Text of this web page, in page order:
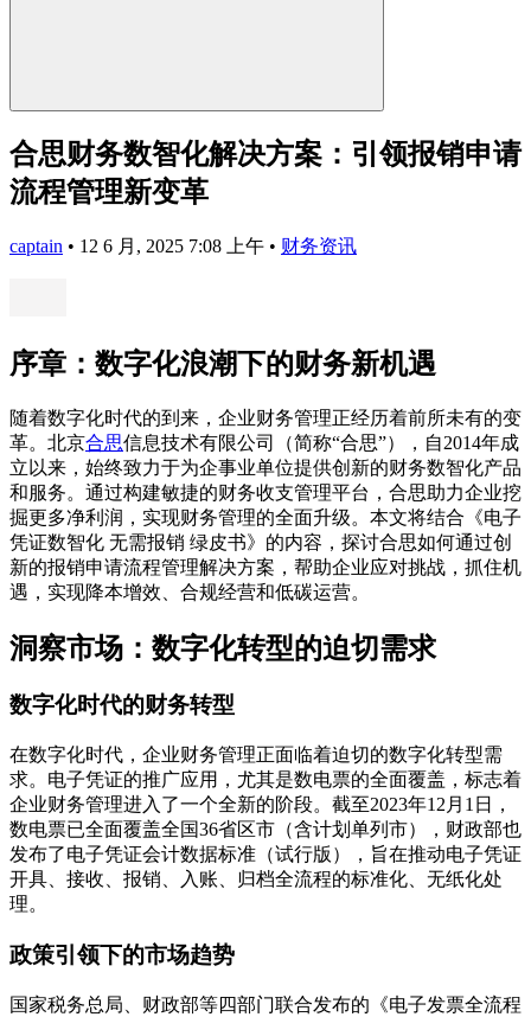
合思财务数智化解决方案：引领报销申请
流程管理新变革
captain • 12 6 月, 2025 7:08 上午 • 财务资讯
序章：数字化浪潮下的财务新机遇
随着数字化时代的到来，企业财务管理正经历着前所未有的变
革。北京合思信息技术有限公司（简称“合思”），自2014年成
立以来，始终致力于为企事业单位提供创新的财务数智化产品
和服务。通过构建敏捷的财务收支管理平台，合思助力企业挖
掘更多净利润，实现财务管理的全面升级。本文将结合《电子
凭证数智化 无需报销 绿皮书》的内容，探讨合思如何通过创
新的报销申请流程管理解决方案，帮助企业应对挑战，抓住机
遇，实现降本增效、合规经营和低碳运营。
洞察市场：数字化转型的迫切需求
数字化时代的财务转型
在数字化时代，企业财务管理正面临着迫切的数字化转型需
求。电子凭证的推广应用，尤其是数电票的全面覆盖，标志着
企业财务管理进入了一个全新的阶段。截至2023年12月1日，
数电票已全面覆盖全国36省区市（含计划单列市），财政部也
发布了电子凭证会计数据标准（试行版），旨在推动电子凭证
开具、接收、报销、入账、归档全流程的标准化、无纸化处
理。
政策引领下的市场趋势
国家税务总局、财政部等四部门联合发布的《电子发票全流程